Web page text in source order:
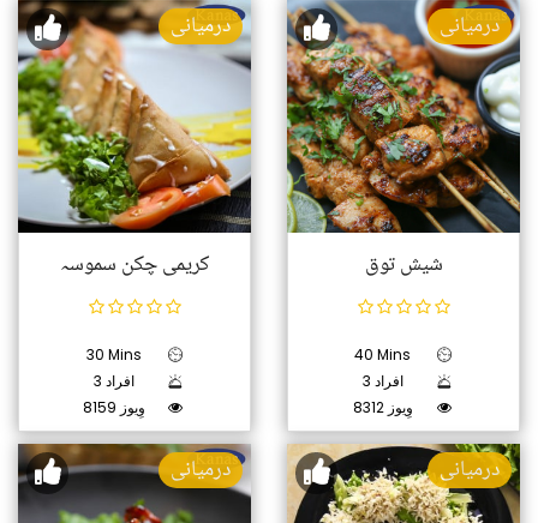
درمیانی
کریمی چکن سموسہ
30 Mins
3 افراد
8159 وِیوز
درمیانی
شیش توق
40 Mins
3 افراد
8312 وِیوز
درمیانی درمیانی